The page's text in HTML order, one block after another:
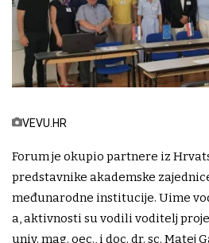
VEVU.HR
Forum je okupio partnere iz
predstavnike akademske
međunarodne institucije. Uime
a, aktivnosti su vodili voditelj
univ. mag. oec., i doc. dr. sc. Matej